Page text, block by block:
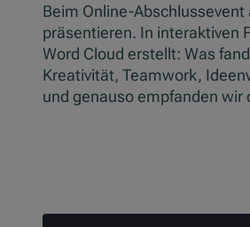
Beim Online-
präsentieren. In interaktiven
Word Cloud erstellt: Was
Kreativität, Teamwork,
und genauso empfanden wir